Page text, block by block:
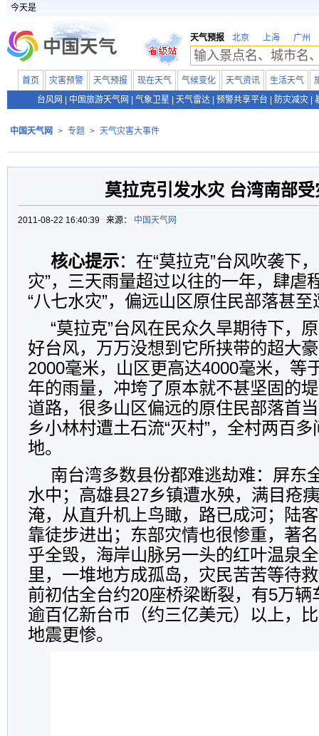
今天是
天气预报 北京 上海 广州
首页 灾害预警 天气预报 现在天气 气候变化 天气资讯 生活天气
台风网
中国旅游天气网 气象卫星 天气雷达 预警共享平台 防灾减灾
中国天气网 > 专题 > 天气灾害大事件
莫拉克引发水灾 台湾南部受
2011-08-22 16:40:39 来源： 中国天气网
核心提示：在“莫拉克”台风吹袭下
灾”，三天雨量超过以往的一年，肆虐
“八七水灾”，偏远山区原住民部落甚至
“莫拉克”台风在民众久旱期待下，
好台风，万万没想到它所挟带的超大
2000毫米，山区更高达4000毫米，等
年的雨量，冲垮了原本就不甚坚固的
道路，很多山区偏远的原住民部落首
乡小林村遭土石流“灭村”，全村两百
地。
南台湾多数县份都难逃劫难：屏东
水中；高雄县27乡镇遭水殃，满目疮
淹，从直升机上鸟瞰，路已成河；陆
靠徒步进出；东部灾情也很惨重，著
乎全毁，海岸山脉另一头的红叶温泉
里，一堆地方成孤岛，灾民苦苦等待
前初估全台约20座桥梁断裂，有5万辆
逾百亿新台币（约三亿美元）以上，
地震更惨。